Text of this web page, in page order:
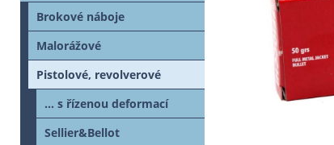
Brokové náboje
Malorážové
Pistolové, revolverové
... s řízenou deformací
Sellier&Bellot